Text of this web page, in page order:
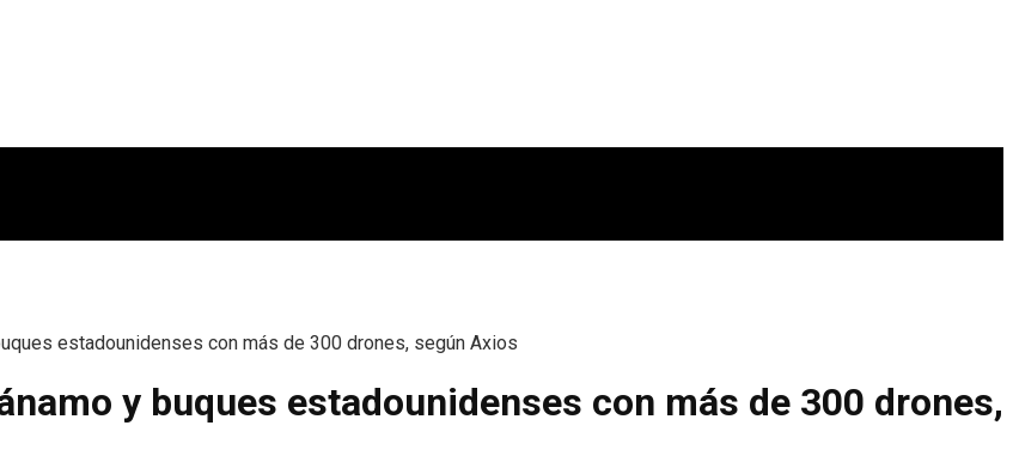
estadounidenses con más de 300 drones, según Axios
y buques estadounidenses con más de 300 drones,